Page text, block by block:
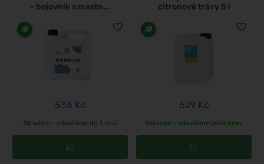
- bojovník s mastn...
536 Kč
Skladem - odesíláme do 3 dnů
citronové trávy 5 l
629 Kč
Skladem - odesíláme ještě dnes